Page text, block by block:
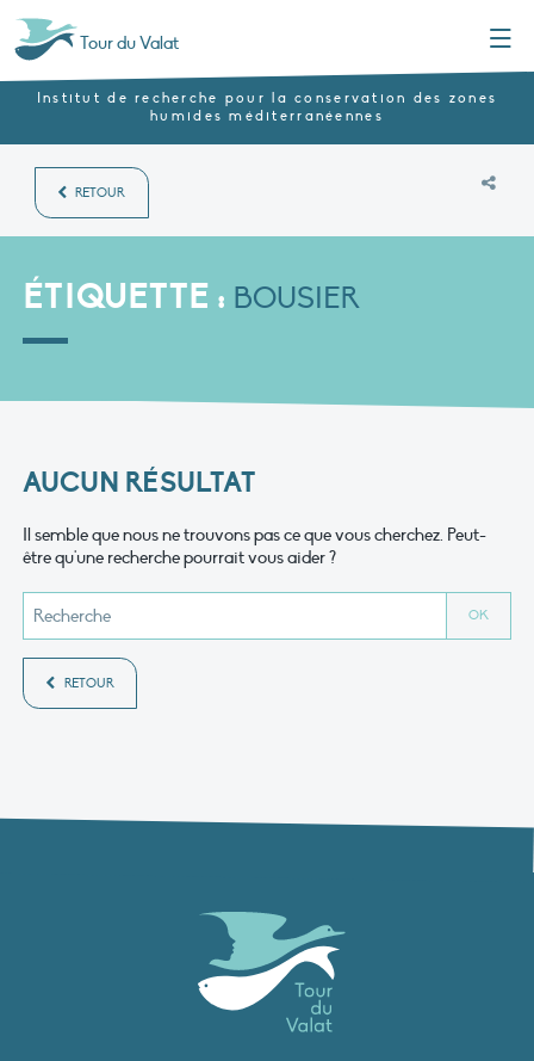
Tour du Valat
Institut de recherche pour la conservation des zones
humides méditerranéennes
RETOUR
ÉTIQUETTE : BOUSIER
AUCUN RÉSULTAT
Il semble que nous ne trouvons pas ce que vous cherchez. Peut-
être qu'une recherche pourrait vous aider ?
RETOUR